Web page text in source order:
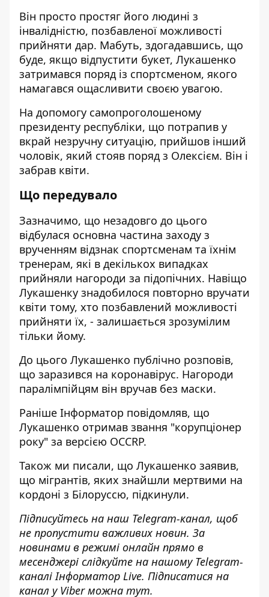
Він просто простяг його людині з
інвалідністю, позбавленої можливості
прийняти дар. Мабуть, здогадавшись, що
буде, якщо відпустити букет, Лукашенко
затримався поряд із спортсменом, якого
намагався ощасливити своєю увагою.
На допомогу самопроголошеному
президенту республіки, що потрапив у
вкрай незручну ситуацію, прийшов інший
чоловік, який стояв поряд з Олексієм. Він і
забрав квіти.
Що передувало
Зазначимо, що незадовго до цього
відбулася основна частина заходу з
врученням відзнак спортсменам та їхнім
тренерам, які в декількох випадках
прийняли нагороди за підопічних. Навіщо
Лукашенку знадобилося повторно вручати
квіти тому, хто позбавлений можливості
прийняти їх, - залишається зрозумілим
тільки йому.
До цього Лукашенко публічно розповів,
що заразився на коронавірус. Нагороди
паралімпійцям він вручав без маски.
Раніше Інформатор повідомляв, що
Лукашенко отримав звання "корупціонер
року" за версією OCCRP.
Також ми писали, що Лукашенко заявив,
що мігрантів, яких знайшли мертвими на
кордоні з Білоруссю, підкинули.
Підписуйтесь на наш Telegram-канал, щоб
не пропустити важливих новин. За
новинами в режимі онлайн прямо в
месенджері слідкуйте на нашому Telegram-
каналіІнформатор Live. Підписатися на
канал у Viber можна тут.